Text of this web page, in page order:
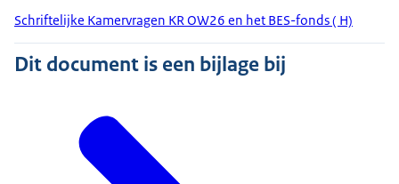
Schriftelijke Kamervragen KR OW26 en het BES-fonds ( H)
Dit document is een bijlage bij